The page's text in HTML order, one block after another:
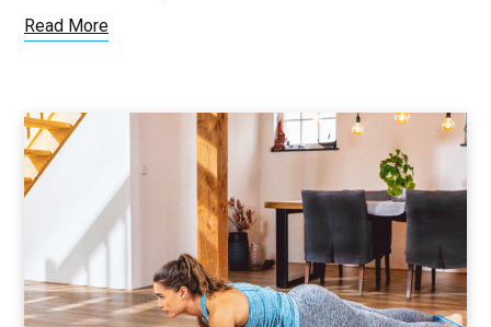
Read More